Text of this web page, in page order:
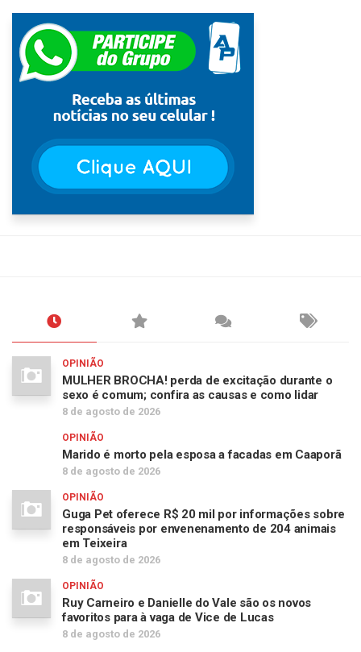
OPINIÃO
MULHER BROCHA! perda de excitação durante o
sexo é comum; confira as causas e como lidar
8 de agosto de 2026
OPINIÃO
Marido é morto pela esposa a facadas em Caaporã
8 de agosto de 2026
OPINIÃO
Guga Pet oferece R$ 20 mil por informações sobre
responsáveis por envenenamento de 204 animais
em Teixeira
8 de agosto de 2026
OPINIÃO
Ruy Carneiro e Danielle do Vale são os novos
favoritos para à vaga de Vice de Lucas
8 de agosto de 2026